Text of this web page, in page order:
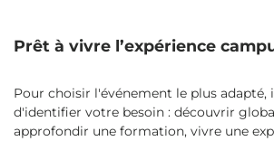
Prêt à vivre l’expérience
Pour choisir l'événement le plus
d'identifier votre besoin : découvrir
approfondir une formation, vivre une